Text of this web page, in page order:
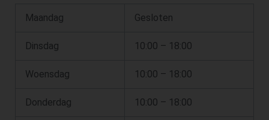
Maandag Gesloten
Dinsdag 10:00 – 18:00
Woensdag 10:00 – 18:00
Donderdag 10:00 – 18:00